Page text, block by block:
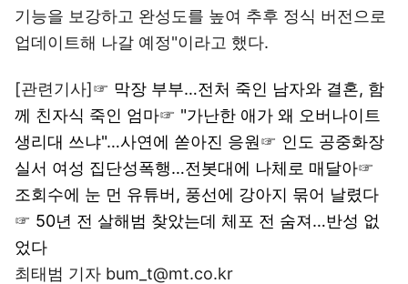
기능을 보강하고 완성도를 높여 추후 정식 버전으로
업데이트해 나갈 예정"이라고 했다.
[관련기사]☞ 막장 부부…전처 죽인 남자와 결혼, 함
께 친자식 죽인 엄마☞ "가난한 애가 왜 오버나이트
생리대 쓰냐"…사연에 쏟아진 응원☞ 인도 공중화장
실서 여성 집단성폭행…전봇대에 나체로 매달아☞
조회수에 눈 먼 유튜버, 풍선에 강아지 묶어 날렸다
☞ 50년 전 살해범 찾았는데 체포 전 숨져…반성 없
었다
최태범 기자 bum_t@mt.co.kr